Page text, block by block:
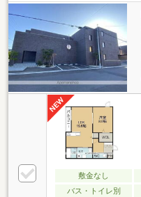
敷金なし
バス・トイレ別